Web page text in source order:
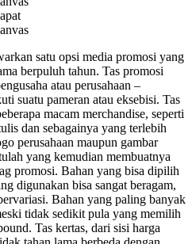
satu opsi media promosi yang
berpuluh tahun. Tas promosi
atau perusahaan –
suatu pameran atau eksebisi. Tas
macam merchandise, seperti
dan sebagainya yang terlebih
perusahaan maupun gambar
yang kemudian membuatnya
promosi. Bahan yang bisa dipilih
digunakan bisa sangat beragam,
Bahan yang paling banyak
tidak sedikit pula yang memilih
Tas kertas, dari sisi harga